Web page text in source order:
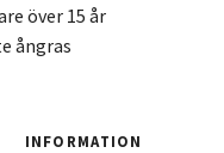
över 15 år
ångras
INFORMATION